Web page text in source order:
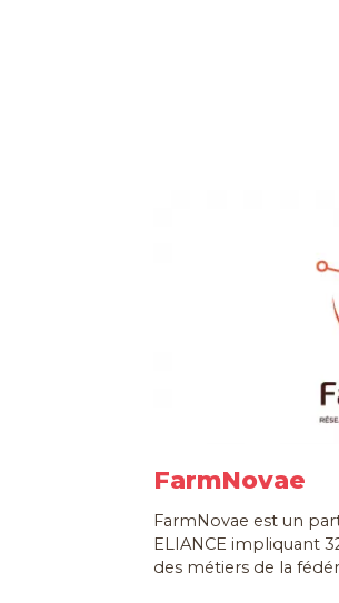
FarmNovae
FarmNovae est un
ELIANCE impliquant
des métiers de la